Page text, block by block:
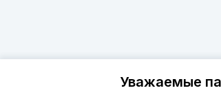
Уважаемые